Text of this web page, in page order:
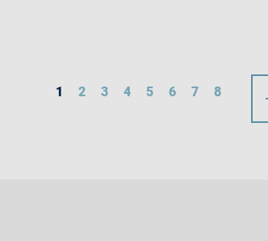
1 2 3 4 5 6 7 8